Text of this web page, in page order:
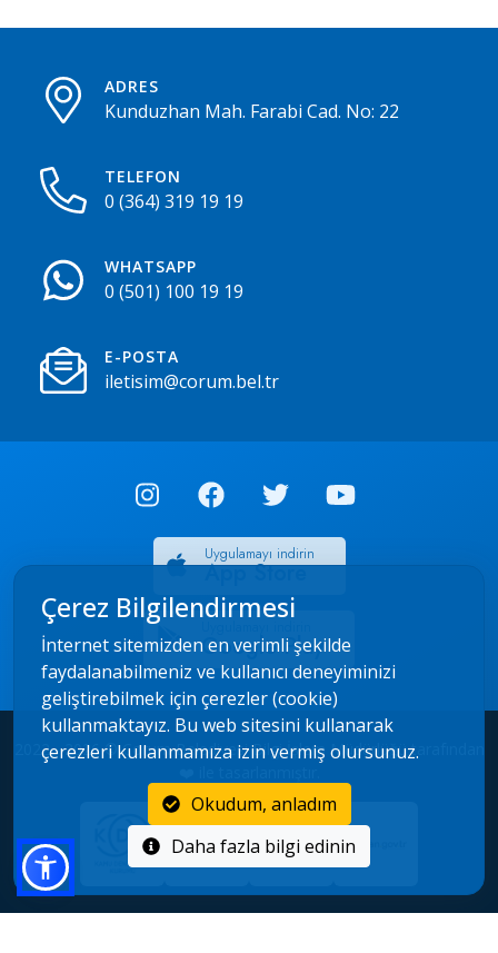
ADRES
Kunduzhan Mah. Farabi Cad. No: 22
TELEFON
0 (364) 319 19 19
WHATSAPP
0 (501) 100 19 19
E-POSTA
iletisim@corum.bel.tr
Uygulamayı indirin
App Store
Google Play
2022 - 2026 © Çorum Belediyesi Bilgi İşlem Müdürlüğü tarafından
Çerez Bilgilendirmesi
İnternet sitemizden en verimli şekilde
faydalanabilmeniz ve kullanıcı deneyiminizi
geliştirebilmek için çerezler (cookie)
kullanmaktayız. Bu web sitesini kullanarak
çerezleri kullanmamıza izin vermiş olursunuz.
Okudum, anladım
Daha fazla bilgi edinin